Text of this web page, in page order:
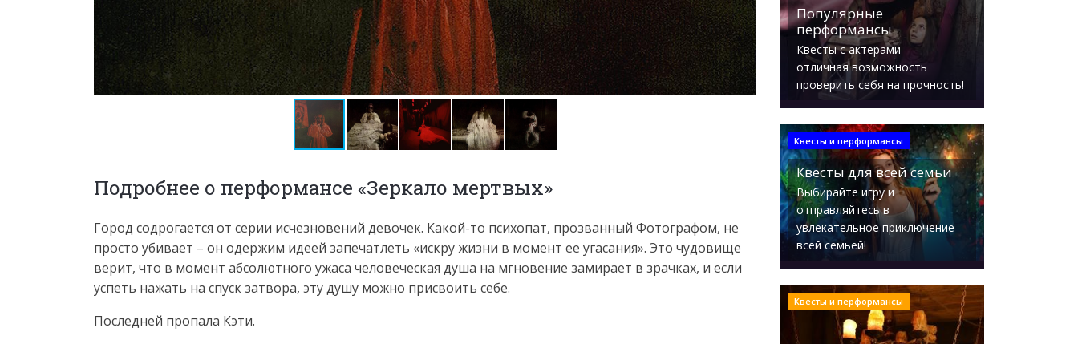
Подробнее о перформансе «Зеркало мертвых»
Город содрогается от серии исчезновений девочек. Какой-то психопат, прозванный Фотографом, не
просто убивает – он одержим идеей запечатлеть «искру жизни в момент ее угасания». Это чудовище
верит, что в момент абсолютного ужаса человеческая душа на мгновение замирает в зрачках, и если
успеть нажать на спуск затвора, эту душу можно присвоить себе.
Последней пропала Кэти.
Популярные
перформансы
Квесты с актерами —
отличная возможность
проверить себя на прочность!
Квесты и перформансы
Квесты для всей семьи
Выбирайте игру и
отправляйтесь в
увлекательное приключение
всей семьей!
Квесты и перформансы